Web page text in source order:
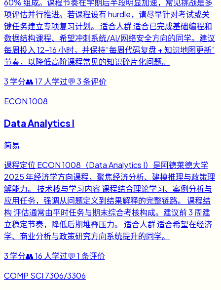
60% 组成。课程节奏在学期后半段明显加速，常见挑战是多
项评估并行推进。若课程设有 hurdle，请尽早针对考试或关
键任务建立专项复习计划。 适合人群 适合已完成基础编程和
数据结构课程、希望冲刺系统/AI/网络安全方向的同学。建议
每周投入 12-16 小时，并保持“每周代码复盘 + 知识地图更新”
节奏，以降低高阶课程常见的知识碎片化问题。
3 学分👥17 人学过💬 3条评价
ECON 1008
Data Analytics I
简易
课程定位 ECON 1008（Data Analytics I）是阿德莱德大学
2025 年经济学方向课程，聚焦经济分析、建模推理与政策理
解能力。 技术栈与学习内容 课程结合理论学习、案例分析与
应用任务，强调从问题定义到结果解释的完整链路。 课程结
构 评估通常由平时任务与期末综合考核构成。建议前 3 周建
立稳定节奏，降低后期堆叠压力。 适合人群 适合希望在经济
学、商业分析与政策研究方向系统提升的同学。
3 学分👥16 人学过💬 1 条评价
COMP SCI 7306/3306